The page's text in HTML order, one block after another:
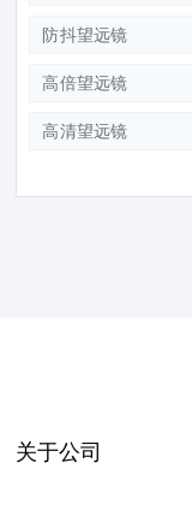
防抖望远镜
高倍望远镜
高清望远镜
关于公司